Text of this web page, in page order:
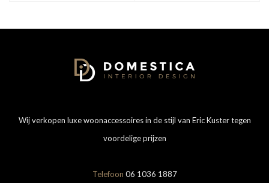
Wij verkopen luxe woonaccessoires in de stijl van Eric Kuster tegen
voordelige prijzen
Telefoon 06 1036 1887